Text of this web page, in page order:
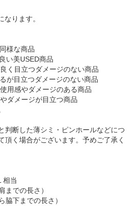
なります。
様な商品
い美USED商品
く目立つダメージのない商品
が目立つダメージのない商品
用感やダメージのある商品
ダメージが目立つ商品
判断した薄シミ・ピンホールなどにつ
頂く場合がございます。予めご了承く
相当
までの長さ）
脇下までの長さ）